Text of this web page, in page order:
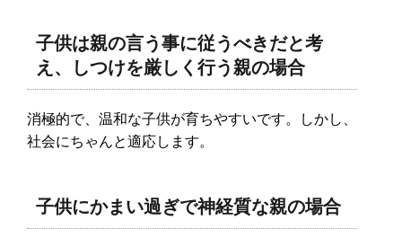
子供は親の言う事に従うべきだと考
え、しつけを厳しく行う親の場合
消極的で、温和な子供が育ちやすいです。しかし、
社会にちゃんと適応します。
子供にかまい過ぎで神経質な親の場合